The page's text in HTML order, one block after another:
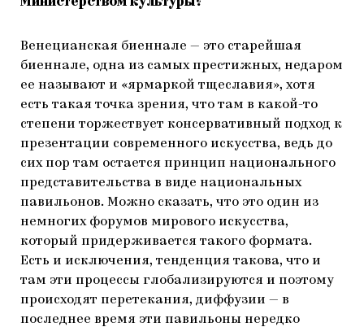
Венецианская биеннале — это старейшая
биеннале, одна из самых престижных, недаром
ее называют и «ярмаркой тщеславия», хотя
есть такая точка зрения, что там в какой-то
степени торжествует консервативный подход к
презентации современного искусства, ведь до
сих пор там остается принцип национального
представительства в виде национальных
павильонов. Можно сказать, что это один из
немногих форумов мирового искусства,
который придерживается такого формата.
Есть и исключения, тенденция такова, что и
там эти процессы глобализируются и поэтому
происходят перетекания, диффузии — в
последнее время эти павильоны нередко